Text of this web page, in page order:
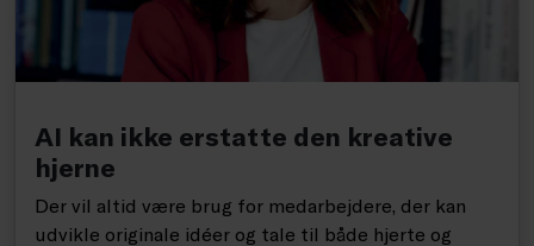
AI kan ikke erstatte den kreative
hjerne
Der vil altid være brug for medarbejdere, der kan
udvikle originale idéer og tale til både hjerte og